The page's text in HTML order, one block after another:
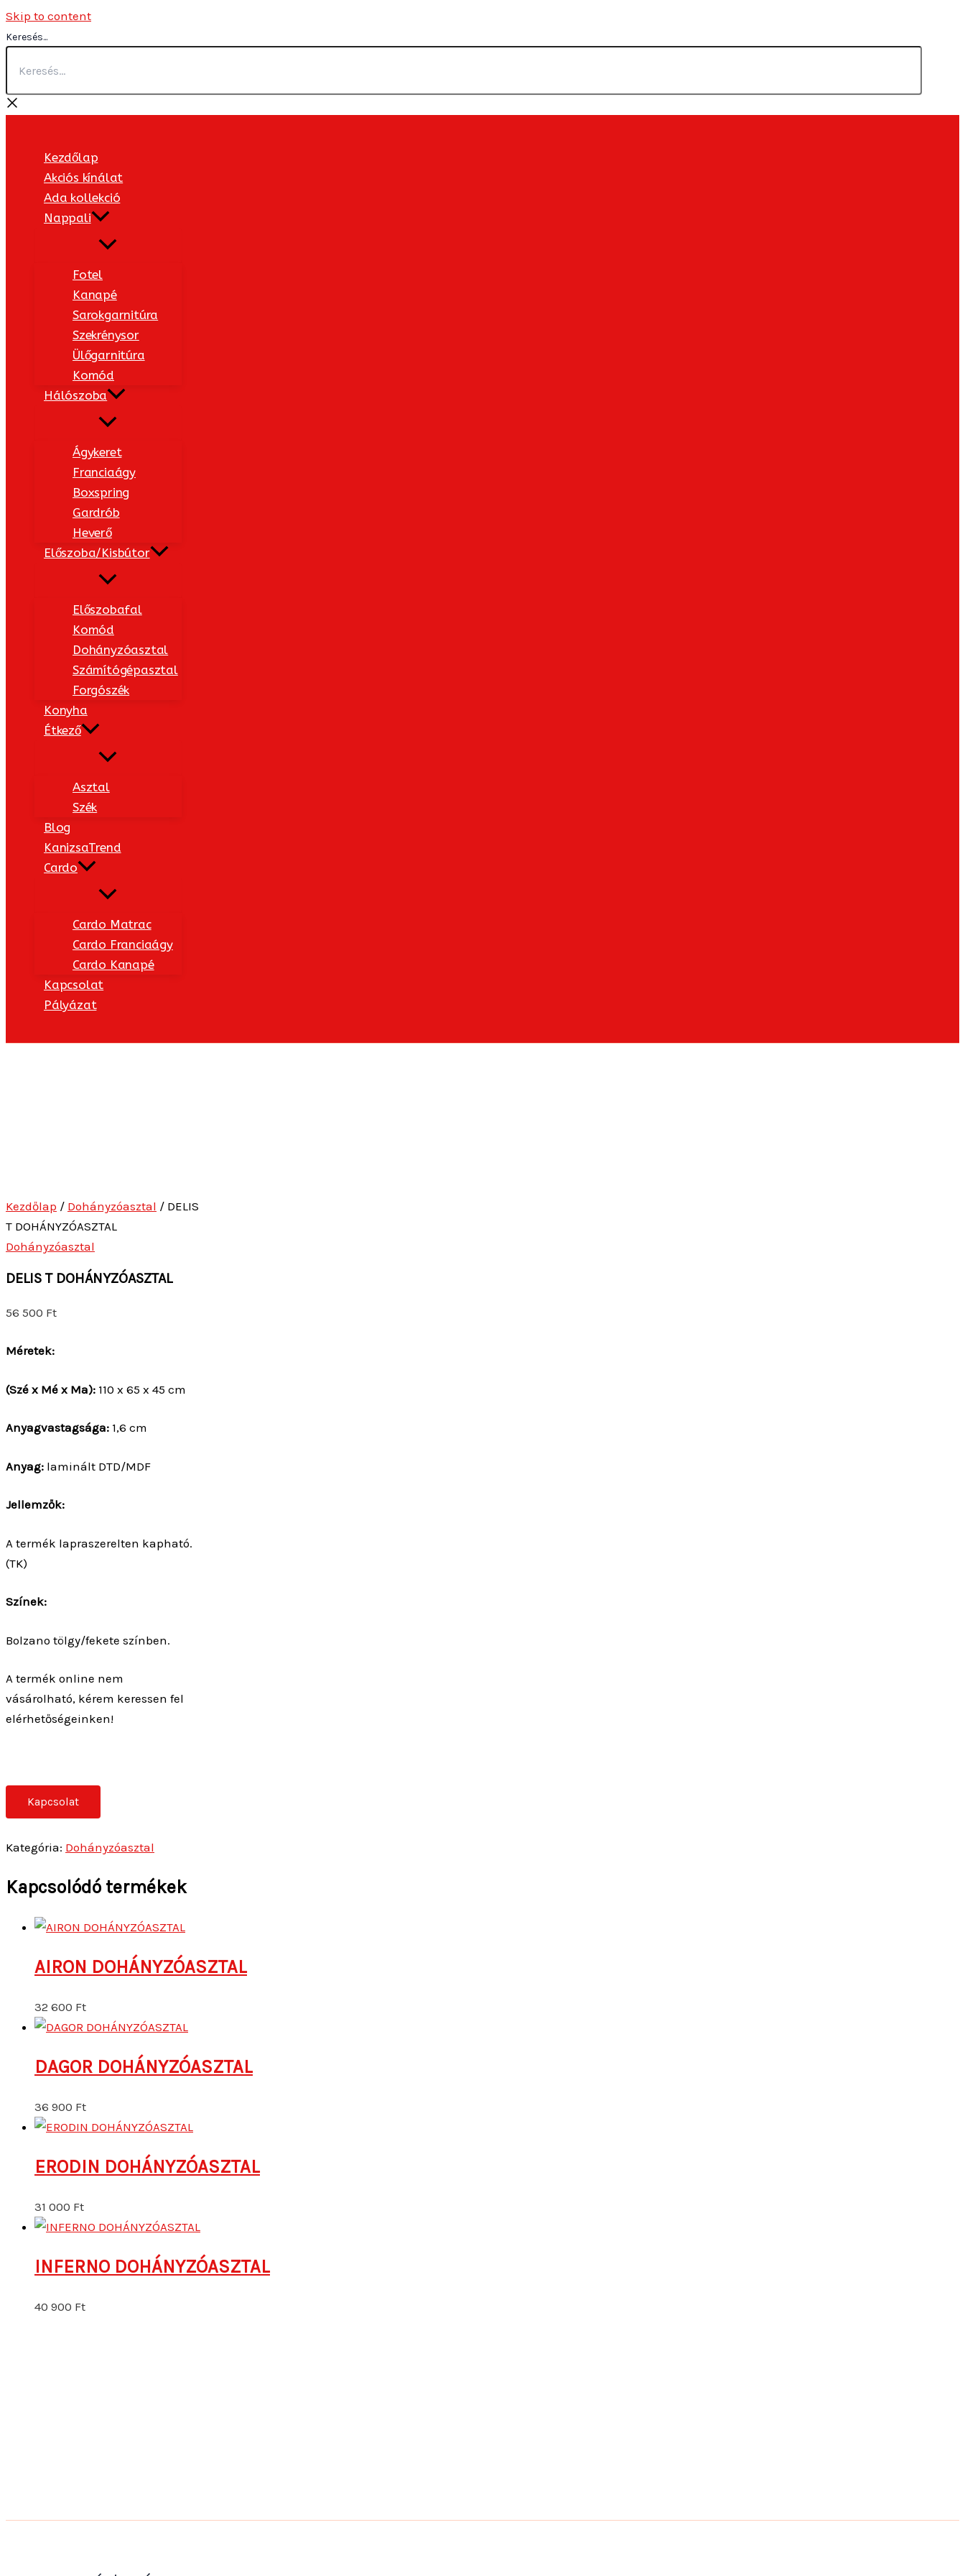
Skip to content
Keresés...
Kezdőlap
Akciós kínálat
Ada kollekció
Nappali
Fotel
Kanapé
Sarokgarnitúra
Szekrénysor
Ülőgarnitúra
Komód
Hálószoba
Ágykeret
Franciaágy
Boxspring
Gardrób
Heverő
Előszoba/Kisbútor
Előszobafal
Komód
Dohányzóasztal
Számítógépasztal
Forgószék
Konyha
Étkező
Asztal
Szék
Blog
KanizsaTrend
Cardo
Cardo Matrac
Cardo Franciaágy
Cardo Kanapé
Kapcsolat
Pályázat
Kezdőlap / Dohányzóasztal / DELIS
T DOHÁNYZÓASZTAL
Dohányzóasztal
DELIS T DOHÁNYZÓASZTAL
56 500 Ft
Méretek:
(Szé x Mé x Ma): 110 x 65 x 45 cm
Anyagvastagsága: 1,6 cm
Anyag: laminált DTD/MDF
Jellemzők:
A termék lapraszerelten kapható.
(TK)
Színek:
Bolzano tölgy/fekete színben.
A termék online nem
vásárolható, kérem keressen fel
elérhetőségeinken!
Kapcsolat
Kategória: Dohányzóasztal
Kapcsolódó termékek
AIRON DOHÁNYZÓASZTAL
32 600 Ft
DAGOR DOHÁNYZÓASZTAL
36 900 Ft
ERODIN DOHÁNYZÓASZTAL
31 000 Ft
INFERNO DOHÁNYZÓASZTAL
40 900 Ft